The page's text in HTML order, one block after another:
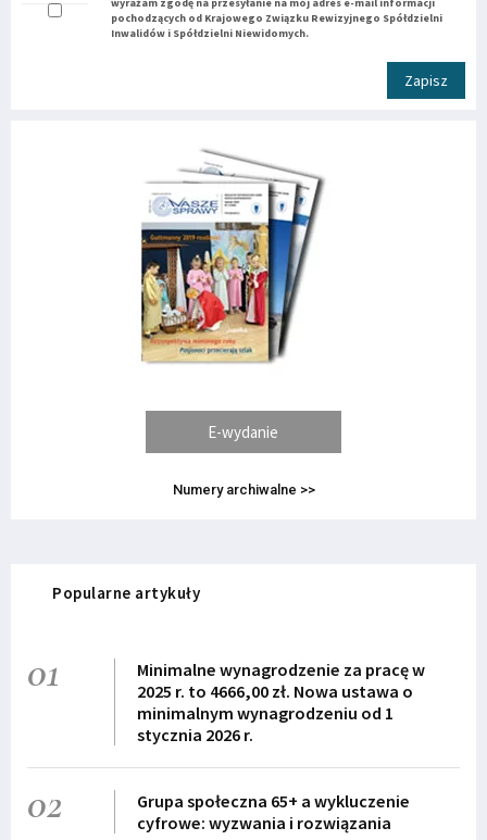
pochodzących od Krajowego Związku Rewizyjnego Spółdzielni
Inwalidów i Spółdzielni Niewidomych.
Zapisz
E-wydanie
Numery archiwalne >>
Popularne artykuły
01
Minimalne wynagrodzenie za pracę w
2025 r. to 4666,00 zł. Nowa ustawa o
minimalnym wynagrodzeniu od 1
stycznia 2026 r.
02
Grupa społeczna 65+ a wykluczenie
cyfrowe: wyzwania i rozwiązania